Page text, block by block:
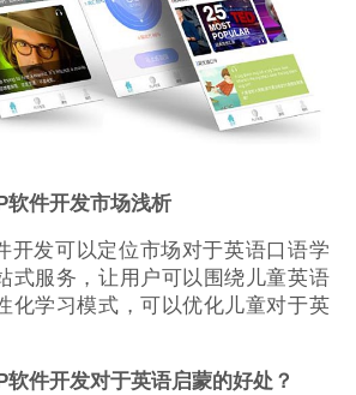
软件开发市场浅析
开发可以定位市场对于英语口语学
式服务，让用户可以围绕儿童英语
化学习模式，可以优化儿童对于英
件开发对于英语启蒙的好处？